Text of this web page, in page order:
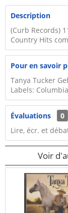
Description
(Curb Records)
Country Hits
Pour en savoir
Tanya Tucker
Labels:
Évaluations
0
Lire, écr. et
Voir